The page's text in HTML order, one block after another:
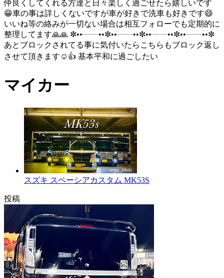
仲良くしてくれる方達と日々楽しく過ごせたら嬉しいです
😁車の事は詳しくないですが車が好きで洗車も好きです😄
いいね等の絡みが一切ない場合は相互フォローでも定期的に
整理してます🙏🙏 ✼••┈┈••✼••┈┈••✼••┈┈••✼••┈┈••✼
あとブロックされてる事に気付いたらこちらもブロック返し
させて頂きます☺️👍 基本平和に過ごしたい
マイカー
スズキ スペーシアカスタム MK53S
投稿